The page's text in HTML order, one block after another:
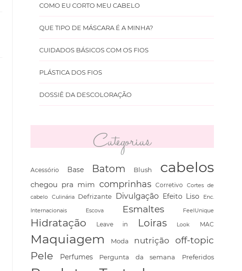
COMO EU CORTO MEU CABELO
QUE TIPO DE MÁSCARA É A MINHA?
CUIDADOS BÁSICOS COM OS FIOS
PLÁSTICA DOS FIOS
DOSSIÊ DA DESCOLORAÇÃO
Categorias
Acessório Base Batom Blush cabelos
chegou pra mim comprinhas Corretivo
Cortes de
cabelo Culinária Defrizante Divulgação Efeito Liso Enc.
Internacionais Escova Esmaltes FeelUnique
Hidratação Leave in Loiras Look MAC
Maquiagem Moda nutrição off-topic
Pele Perfumes Pergunta da semana Preferidos